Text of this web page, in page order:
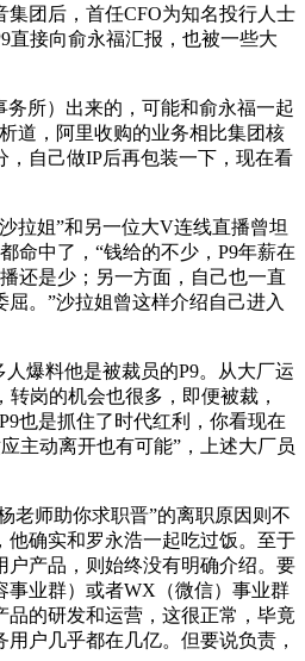
集团后，首任CFO为知名投行人士
直接向俞永福汇报，也被一些大
务所）出来的，可能和俞永福一起
道，阿里收购的业务相比集团核
，自己做IP后再包装一下，现在看
拉姐”和另一位大V连线直播曾坦
命中了，“钱给的不少，P9年薪在
还是少；另一方面，自己也一直
。”沙拉姐曾这样介绍自己进入
爆料他是被裁员的P9。从大厂运
岗的机会也很多，即便被裁，
也是抓住了时代红利，你看现在
主动离开也有可能”，上述大厂员
老师助你求职晋”的离职原因则不
他确实和罗永浩一起吃过饭。至于
户产品，则始终没有明确介绍。要
事业群）或者WX（微信）事业群
品的研发和运营，这很正常，毕竟
户几乎都在几亿。但要说负责，